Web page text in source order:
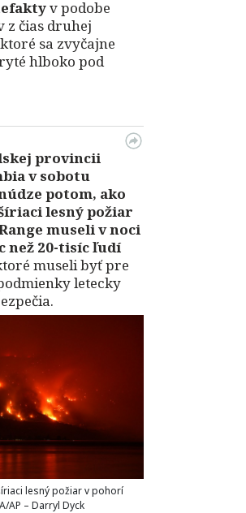
v podobe
z čias druhej
sa zvyčajne
hlboko pod
provincii
v sobotu
potom, ako
lesný požiar
museli v noci
než 20-tisíc ľudí
museli byť pre
letecky
lesný požiar v pohorí
AP – Darryl Dyck